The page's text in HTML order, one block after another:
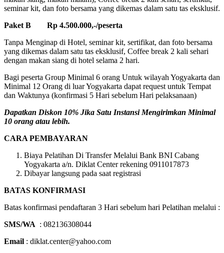
seminar kit, dan foto bersama yang dikemas dalam satu tas eksklusif.
Paket B Rp 4.500.000,-/peserta
Tanpa Menginap di Hotel, seminar kit, sertifikat, dan foto bersama
yang dikemas dalam satu tas eksklusif, Coffee break 2 kali sehari
dengan makan siang di hotel selama 2 hari.
Bagi peserta Group Minimal 6 orang Untuk wilayah Yogyakarta dan
Minimal 12 Orang di luar Yogyakarta dapat request untuk Tempat
dan Waktunya (konfirmasi 5 Hari sebelum Hari pelaksanaan)
Dapatkan Diskon 10% Jika Satu Instansi Mengirimkan Minimal
10 orang atau lebih.
CARA PEMBAYARAN
Biaya Pelatihan Di Transfer Melalui Bank BNI Cabang
Yogyakarta a/n. Diklat Center rekening 0911017873
Dibayar langsung pada saat registrasi
BATAS KONFIRMASI
Batas konfirmasi pendaftaran 3 Hari sebelum hari Pelatihan melalui :
SMS/WA : 082136308044
Email : diklat.center@yahoo.com